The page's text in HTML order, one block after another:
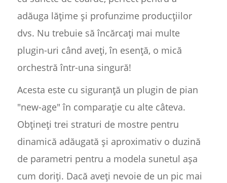
adăuga lățime și profunzime producțiilor
dvs. Nu trebuie să încărcați mai multe
plugin-uri când aveți, în esență, o mică
orchestră într-una singură!
Acesta este cu siguranță un plugin de pian
"new-age" în comparație cu alte câteva.
Obțineți trei straturi de mostre pentru
dinamică adăugată și aproximativ o duzină
de parametri pentru a modela sunetul așa
cum doriți. Dacă aveți nevoie de un pic mai